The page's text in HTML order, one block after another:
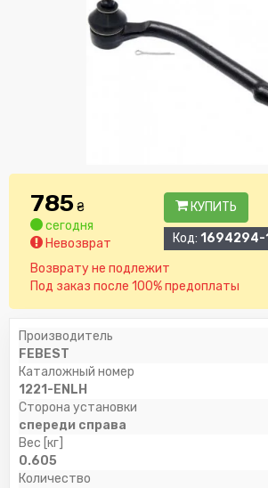
785₴
сегодня
Невозврат
КУПИТЬ
Код: 1694294-
Возврату не подлежит
Под заказ после 100% предоплаты
Производитель
FEBEST
Каталожный номер
1221-ENLH
Сторона установки
спереди справа
Вес [кг]
0.605
Количество